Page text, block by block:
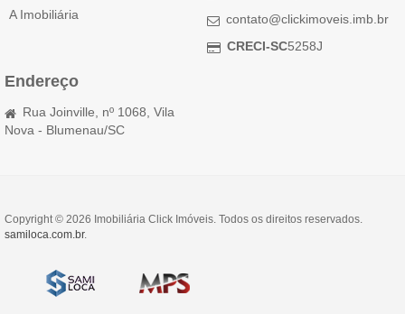
A Imobiliária
contato@clickimoveis.imb.br
CRECI-SC5258J
Endereço
Rua Joinville, nº 1068, Vila
Nova - Blumenau/SC
Copyright © 2026 Imobiliária Click Imóveis. Todos os direitos reservados.
samiloca.com.br.